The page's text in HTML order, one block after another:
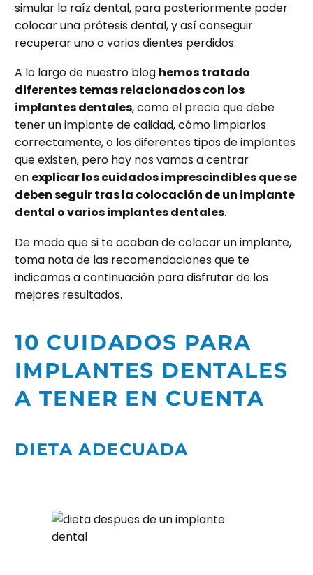
simular la raíz dental, para posteriormente poder
colocar una prótesis dental, y así conseguir
recuperar uno o varios dientes perdidos.
A lo largo de nuestro blog hemos tratado
diferentes temas relacionados con los
implantes dentales, como el precio que debe
tener un implante de calidad, cómo limpiarlos
correctamente, o los diferentes tipos de implantes
que existen, pero hoy nos vamos a centrar
en explicar los cuidados imprescindibles que se
deben seguir tras la colocación de un implante
dental o varios implantes dentales.
De modo que si te acaban de colocar un implante,
toma nota de las recomendaciones que te
indicamos a continuación para disfrutar de los
mejores resultados.
10 CUIDADOS PARA
IMPLANTES DENTALES
A TENER EN CUENTA
DIETA ADECUADA